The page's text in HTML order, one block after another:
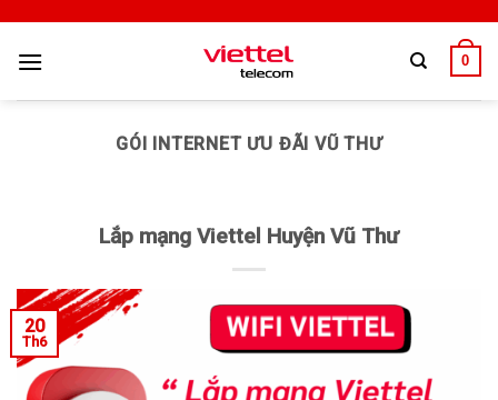
0
GÓI INTERNET ƯU ĐÃI VŨ THƯ
Lắp mạng Viettel Huyện Vũ Thư
20
Th6